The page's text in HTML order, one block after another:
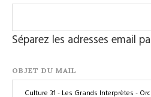
Séparez les adresses email
OBJET DU MAIL